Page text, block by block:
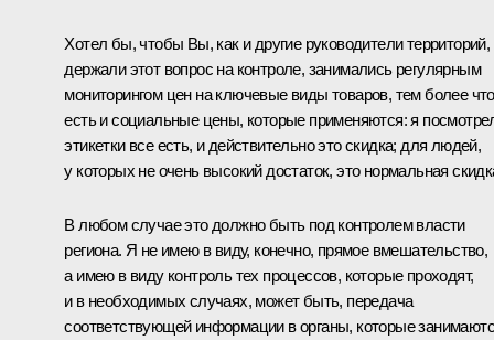
Хотел бы, чтобы Вы, как и другие руководители территорий,
держали этот вопрос на контроле, занимались регулярным
мониторингом цен на ключевые виды товаров, тем более что
есть и социальные цены, которые применяются: я
этикетки все есть, и действительно это скидка; для людей,
у которых не очень высокий достаток, это нормальная
В любом случае это должно быть под контролем власти
региона. Я не имею в виду, конечно, прямое вмешательство,
а имею в виду контроль тех процессов, которые проходят,
и в необходимых случаях, может быть, передача
соответствующей информации в органы, которые